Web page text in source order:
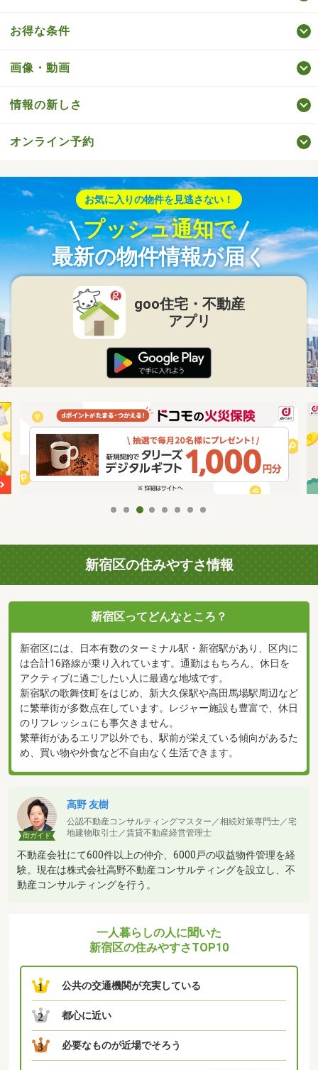
お得な条件
画像・動画
情報の新しさ
オンライン予約
お気に入りの物件を見逃さない！
プッシュ通知で
最新の物件情報が届く
goo住宅・不動産
アプリ
新宿区の住みやすさ情報
新宿区ってどんなところ？
新宿区には、日本有数のターミナル駅・新宿駅があり、区内に
は合計16路線が乗り入れています。通勤はもちろん、休日を
アクティブに過ごしたい人に最適な地域です。
新宿駅の歌舞伎町をはじめ、新大久保駅や高田馬場駅周辺など
に繁華街が多数点在しています。レジャー施設も豊富で、休日
のリフレッシュにも事欠きません。
繁華街があるエリア以外でも、駅前が栄えている傾向があるた
め、買い物や外食など不自由なく生活できます。
街ガイド
高野 友樹
公認不動産コンサルティングマスター／相続対策専門士／宅
地建物取引士／賃貸不動産経営管理士
不動産会社にて600件以上の仲介、6000戸の収益物件管理を経
験。現在は株式会社高野不動産コンサルティングを設立し、不
動産コンサルティングを行う。
一人暮らしの人に聞いた
新宿区の住みやすさTOP10
1 公共の交通機関が充実している
2 都心に近い
3 必要なものが近場でそろう